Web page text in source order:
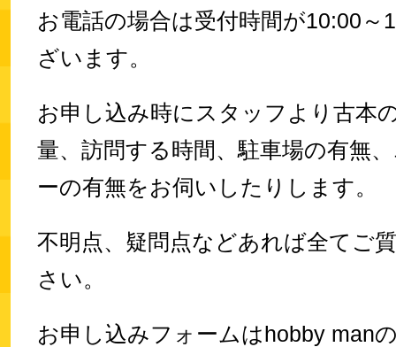
お電話の場合は受付時間が10:00～
ざいます。
お申し込み時にスタッフより古本
量、訪問する時間、駐車場の有無
ーの有無をお伺いしたりします。
不明点、疑問点などあれば全てご
さい。
お申し込みフォームはhobby man